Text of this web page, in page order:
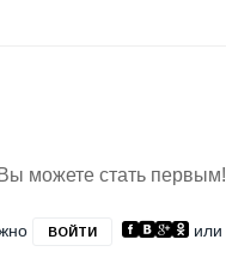
можете стать первым!
ВОЙТИ или